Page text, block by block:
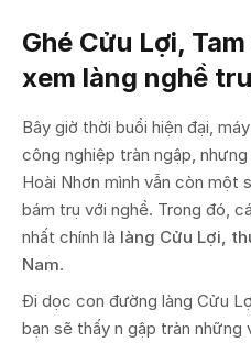
Ghé Cửu Lợi,
xem làng nghề
Bây giờ thời buổi hiện đại,
công nghiệp tràn ngập,
Hoài Nhơn mình vẫn còn một
bám trụ với nghề. Trong đó,
nhất chính là làng Cửu Lợi,
Nam.
Đi dọc con đường làng Cửu
bạn sẽ thấy n gập tràn những